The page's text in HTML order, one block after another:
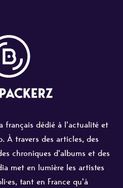
français dédié à l'actualité et
À travers des articles, des
chroniques d'albums et des
met en lumière les artistes
tant en France qu'à